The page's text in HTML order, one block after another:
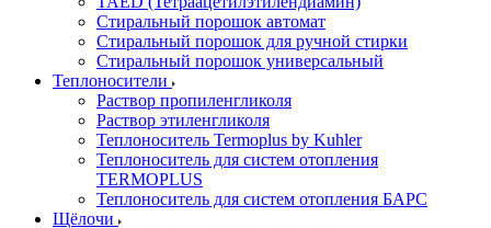
Стиральный порошок автомат
Стиральный порошок для ручной стирки
Стиральный порошок универсальный
Теплоносители
Раствор пропиленгликоля
Раствор этиленгликоля
Теплоноситель Termoplus by Kuhler
Теплоноситель для систем отопления
TERMOPLUS
Теплоноситель для систем отопления БАРС
Щёлочи